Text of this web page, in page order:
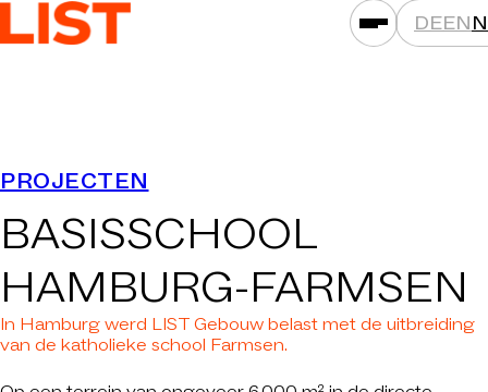
DEEN
ASSETKLASSEN
LOCATIES
PROJECTEN
NIEUWS
MAATSCHAPPIJEN
PROJECTEN
BASISSCHOOL
HAMBURG-FARMSEN
In Hamburg werd LIST Gebouw belast met de uitbreiding
van de katholieke school Farmsen.